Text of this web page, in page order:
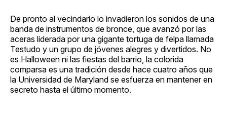
De pronto al vecindario lo invadieron los sonidos de una
banda de instrumentos de bronce, que avanzó por las
aceras liderada por una gigante tortuga de felpa llamada
Testudo y un grupo de jóvenes alegres y divertidos. No
es Halloween ni las fiestas del barrio, la colorida
comparsa es una tradición desde hace cuatro años que
la Universidad de Maryland se esfuerza en mantener en
secreto hasta el último momento.